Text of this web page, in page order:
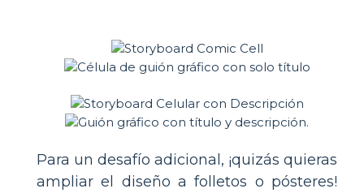
Para un desafío adicional, ¡quizás quieras
ampliar el diseño a folletos o pósteres!